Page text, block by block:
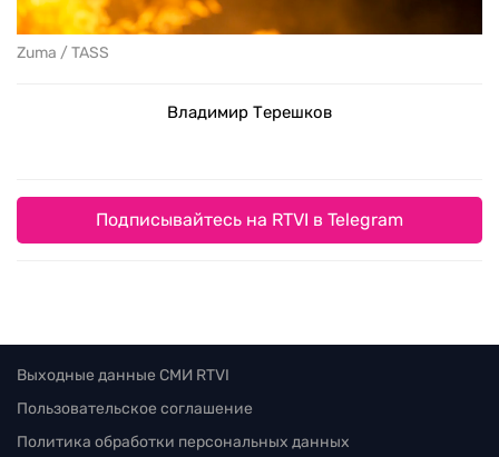
Zuma / TASS
Владимир Терешков
Подписывайтесь на RTVI в Telegram
Выходные данные СМИ RTVI
Пользовательское соглашение
Политика обработки персональных данных